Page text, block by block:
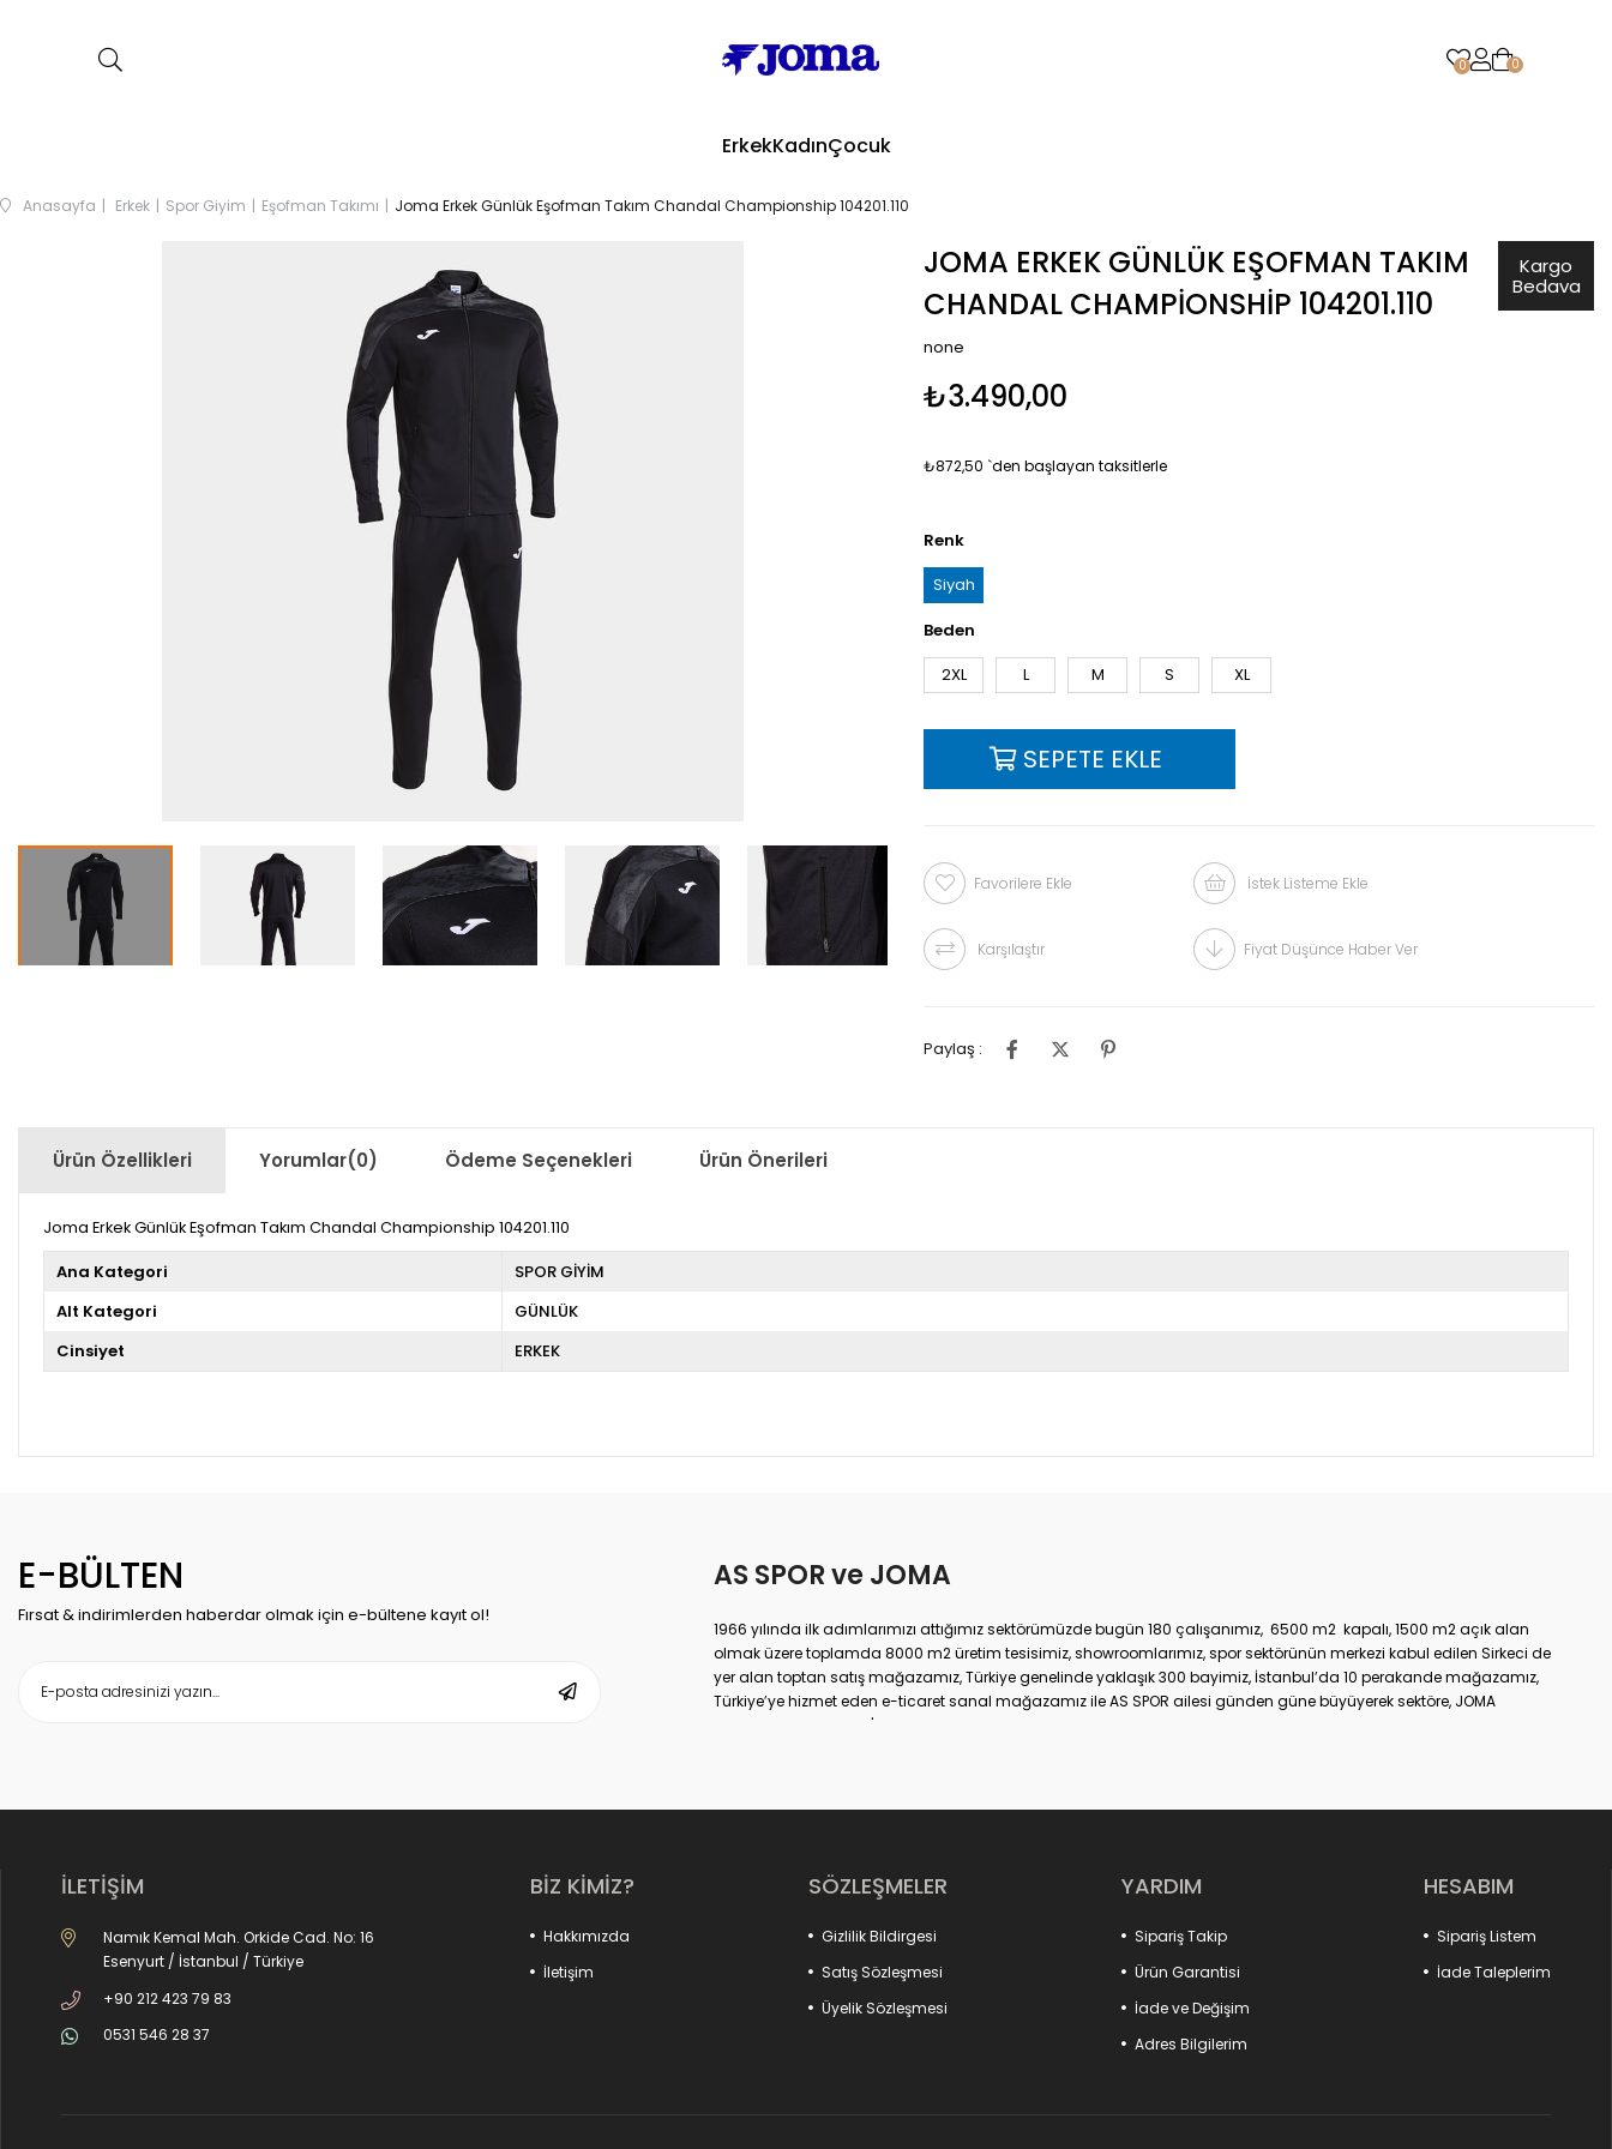
0 0
ErkekKadınÇocuk
Anasayfa Erkek Spor Giyim Eşofman Takımı Joma Erkek Günlük Eşofman Takım Chandal Championship 104201.110
JOMA ERKEK GÜNLÜK EŞOFMAN TAKIM
CHANDAL CHAMPIONSHIP 104201.110
none
₺3.490,00
₺872,50 `den başlayan taksitlerle
Kargo
Bedava
Renk
Siyah
Beden
2XL
L M S XL
Favorilere Ekle İstek Listeme Ekle
Karşılaştır Fiyat Düşünce Haber Ver
Paylaş :
Ürün Özellikleri Yorumlar(0) Ödeme Seçenekleri Ürün Önerileri
Joma Erkek Günlük Eşofman Takım Chandal Championship 104201.110
Ana Kategori
SPOR GİYİM
Alt Kategori
GÜNLÜK
Cinsiyet
ERKEK
E-BÜLTEN
Fırsat & indirimlerden haberdar olmak için e-bültene kayıt ol!
AS SPOR ve JOMA
1966 yılında ilk adımlarımızı attığımız sektörümüzde bugün 180 çalışanımız, 6500 m2 kapalı, 1500 m2 açık alan
olmak üzere toplamda 8000 m2 üretim tesisimiz, showroomlarımız, spor sektörünün merkezi kabul edilen Sirkeci de
yer alan toptan satış mağazamız, Türkiye genelinde yaklaşık 300 bayimiz, İstanbul’da 10 perakande mağazamız,
Türkiye’ye hizmet eden e-ticaret sanal mağazamız ile AS SPOR ailesi günden güne büyüyerek sektöre, JOMA
markası ile de Türkiye'de ülkemize hizmet etmektedir.
İLETİŞİM
Namık Kemal Mah. Orkide Cad. No: 16
Esenyurt / İstanbul / Türkiye
+90 212 423 79 83
0531 546 28 37
BİZ KİMİZ?
Hakkımızda
İletişim
SÖZLEŞMELER
Gizlilik Bildirgesi
Satış Sözleşmesi
Üyelik Sözleşmesi
YARDIM
Sipariş Takip
Ürün Garantisi
İade ve Değişim
Adres Bilgilerim
HESABIM
Sipariş Listem
İade Taleplerim